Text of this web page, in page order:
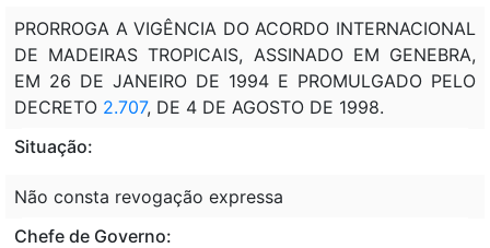
PRORROGA A VIGÊNCIA DO ACORDO INTERNACIONAL
DE MADEIRAS TROPICAIS, ASSINADO EM GENEBRA,
EM 26 DE JANEIRO DE 1994 E PROMULGADO PELO
DECRETO 2.707, DE 4 DE AGOSTO DE 1998.
Situação:
Não consta revogação expressa
Chefe de Governo: